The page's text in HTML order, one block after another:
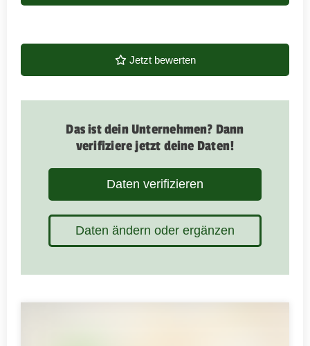
Jetzt bewerten
Das ist dein Unternehmen? Dann
verifiziere jetzt deine Daten!
Daten verifizieren
Daten ändern oder ergänzen